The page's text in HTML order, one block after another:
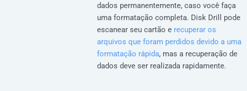
dados permanentemente, caso você faça
uma formatação completa. Disk Drill pode
escanear seu cartão e recuperar os
arquivos que foram perdidos devido a uma
formatação rápida, mas a recuperação de
dados deve ser realizada rapidamente.